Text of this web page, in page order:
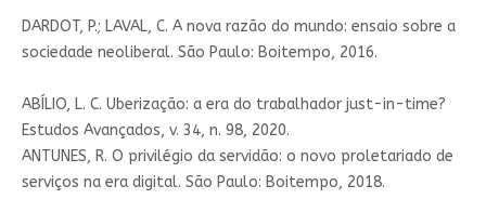
DARDOT, P.; LAVAL, C. A nova razão do mundo: ensaio sobre a
sociedade neoliberal. São Paulo: Boitempo, 2016.
ABÍLIO, L. C. Uberização: a era do trabalhador just-in-time?
Estudos Avançados, v. 34, n. 98, 2020.
ANTUNES, R. O privilégio da servidão: o novo proletariado de
serviços na era digital. São Paulo: Boitempo, 2018.